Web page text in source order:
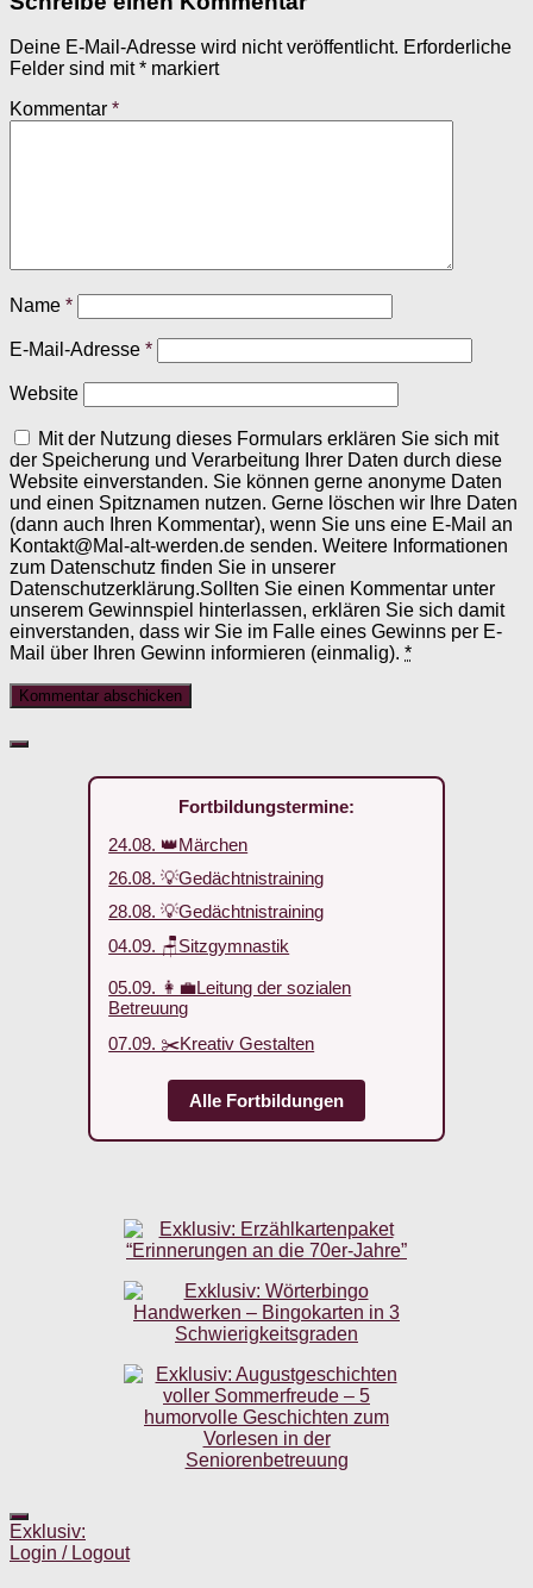
Deine E-Mail-Adresse wird nicht veröffentlicht. Erforderliche
Felder sind mit* markiert
Kommentar *
Name *
E-Mail-Adresse *
Website
Mit der Nutzung dieses Formulars erklären Sie sich mit
der Speicherung und Verarbeitung Ihrer Daten durch diese
Website einverstanden. Sie können gerne anonyme Daten
und einen Spitznamen nutzen. Gerne löschen wir Ihre Daten
(dann auch Ihren Kommentar), wenn Sie uns eine E-Mail an
Kontakt@Mal-alt-werden.de senden. Weitere Informationen
zum Datenschutz finden Sie in unserer
Datenschutzerklärung.Sollten Sie einen Kommentar unter
unserem Gewinnspiel hinterlassen, erklären Sie sich damit
einverstanden, dass wir Sie im Falle eines Gewinns per E-
Mail über Ihren Gewinn informieren (einmalig). *
Fortbildungstermine:
24.08. 👑Märchen
26.08. 💡Gedächtnistraining
28.08. 💡Gedächtnistraining
04.09. 🪑Sitzgymnastik
05.09. 👩‍💼Leitung der sozialen
Betreuung
07.09. ✂️Kreativ Gestalten
Alle Fortbildungen
Exklusiv:
Login / Logout